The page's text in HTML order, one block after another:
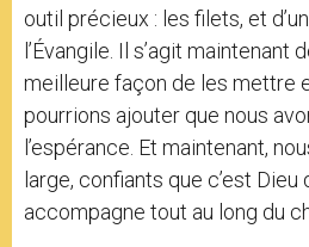
outil précieux : les filets, et
l’Évangile. Il s’agit maintenant
meilleure façon de les mettre
pourrions ajouter que nous
l’espérance. Et maintenant,
large, confiants que c’est Dieu
accompagne tout au long du